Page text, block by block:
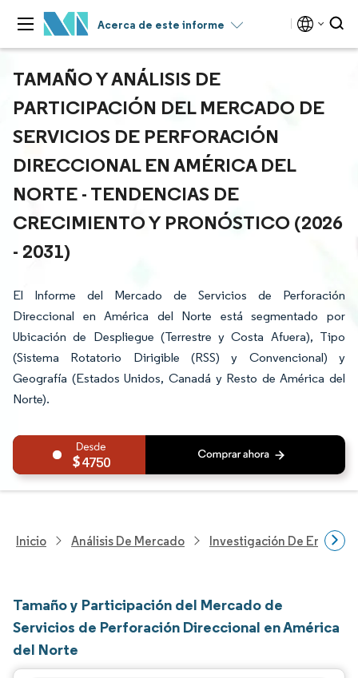
Acerca de este informe
TAMAÑO Y ANÁLISIS DE
PARTICIPACIÓN DEL MERCADO DE
SERVICIOS DE PERFORACIÓN
DIRECCIONAL EN AMÉRICA DEL
NORTE - TENDENCIAS DE
CRECIMIENTO Y PRONÓSTICO (2026
- 2031)
El Informe del Mercado de Servicios de Perforación
Direccional en América del Norte está segmentado por
Ubicación de Despliegue (Terrestre y Costa Afuera), Tipo
(Sistema Rotatorio Dirigible (RSS) y Convencional) y
Geografía (Estados Unidos, Canadá y Resto de América del
Norte).
4750
Inicio Análisis De Mercado Investigación De Energía
Tamaño y Participación del Mercado de
Servicios de Perforación Direccional en América
del Norte